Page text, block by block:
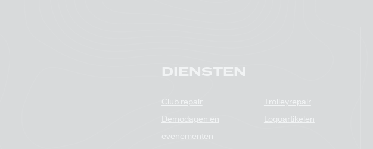
DIENSTEN
Club repair
Trolleyrepair
Demodagen en
evenementen
Logoartikelen